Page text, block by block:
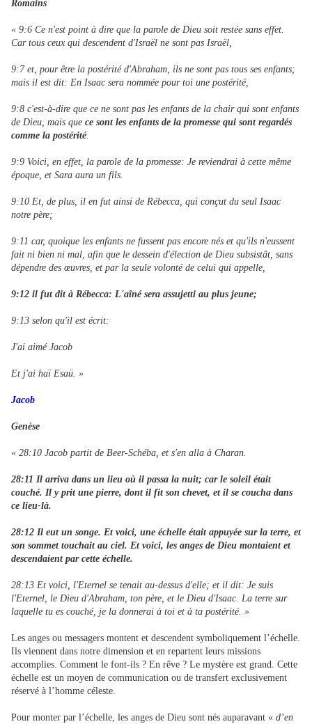
Romains
« 9:6 Ce n'est point à dire que la parole de Dieu soit restée sans effet.
Car tous ceux qui descendent d'Israël ne sont pas Israël,
9:7 et, pour être la postérité d'Abraham, ils ne sont pas tous ses enfants;
mais il est dit: En Isaac sera nommée pour toi une postérité,
9:8 c'est-à-dire que ce ne sont pas les enfants de la chair qui sont enfants
de Dieu, mais que ce sont les enfants de la promesse qui sont regardés
comme la postérité.
9:9 Voici, en effet, la parole de la promesse: Je reviendrai à cette même
époque, et Sara aura un fils.
9:10 Et, de plus, il en fut ainsi de Rébecca, qui conçut du seul Isaac
notre père;
9:11 car, quoique les enfants ne fussent pas encore nés et qu'ils n'eussent
fait ni bien ni mal, afin que le dessein d'élection de Dieu subsistât, sans
dépendre des œuvres, et par la seule volonté de celui qui appelle,
9:12 il fut dit à Rébecca: L'aîné sera assujetti au plus jeune;
9:13 selon qu'il est écrit:
J'ai aimé Jacob
Et j'ai haï Esaü. »
Jacob
Genèse
« 28:10 Jacob partit de Beer-Schéba, et s'en alla à Charan.
28:11 Il arriva dans un lieu où il passa la nuit; car le soleil était
couché. Il y prit une pierre, dont il fit son chevet, et il se coucha dans
ce lieu-là.
28:12 Il eut un songe. Et voici, une échelle était appuyée sur la terre, et
son sommet touchait au ciel. Et voici, les anges de Dieu montaient et
descendaient par cette échelle.
28:13 Et voici, l'Eternel se tenait au-dessus d'elle; et il dit: Je suis
l'Eternel, le Dieu d'Abraham, ton père, et le Dieu d'Isaac. La terre sur
laquelle tu es couché, je la donnerai à toi et à ta postérité. »
Les anges ou messagers montent et descendent symboliquement l’échelle.
Ils viennent dans notre dimension et en repartent leurs missions
accomplies. Comment le font-ils ? En rêve ? Le mystère est grand. Cette
échelle est un moyen de communication ou de transfert exclusivement
réservé à l’homme céleste.
Pour monter par l’échelle, les anges de Dieu sont nés auparavant « d’en